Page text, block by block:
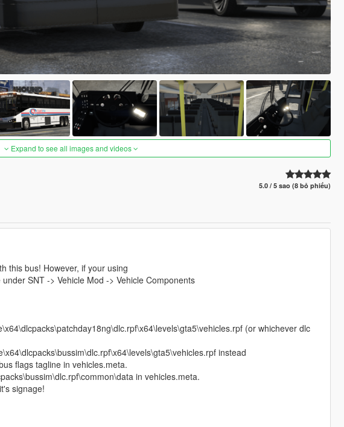
Expand to see all images and videos
5.0 / 5 sao (8 bỏ phiếu)
this bus! However, if your using
SNT -> Vehicle Mod -> Vehicle Components
(or whichever dlc
instead
flags tagline in vehicles.meta.
in vehicles.meta.
signage!